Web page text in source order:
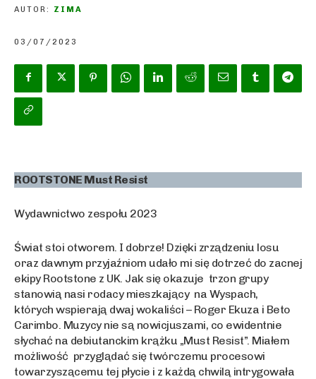
AUTOR: ZIMA
03/07/2023
ROOTSTONE Must Resist
Wydawnictwo zespołu 2023
Świat stoi otworem. I dobrze! Dzięki zrządzeniu losu
oraz dawnym przyjaźniom udało mi się dotrzeć do zacnej
ekipy Rootstone z UK. Jak się okazuje trzon grupy
stanowią nasi rodacy mieszkający na Wyspach,
których wspierają dwaj wokaliści – Roger Ekuza i Beto
Carimbo. Muzycy nie są nowicjuszami, co ewidentnie
słychać na debiutanckim krążku „Must Resist”. Miałem
możliwość przyglądać się twórczemu procesowi
towarzyszącemu tej płycie i z każdą chwilą intrygowała